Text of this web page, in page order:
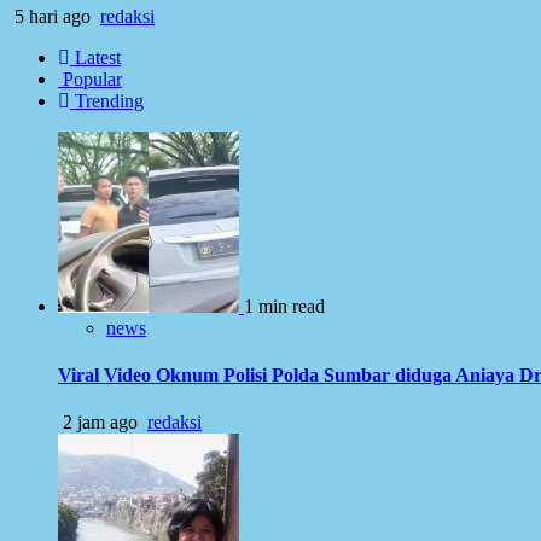
5 hari ago redaksi
Latest
Popular
Trending
1 min read
news
Viral Video Oknum Polisi Polda Sumbar diduga Aniaya
2 jam ago redaksi